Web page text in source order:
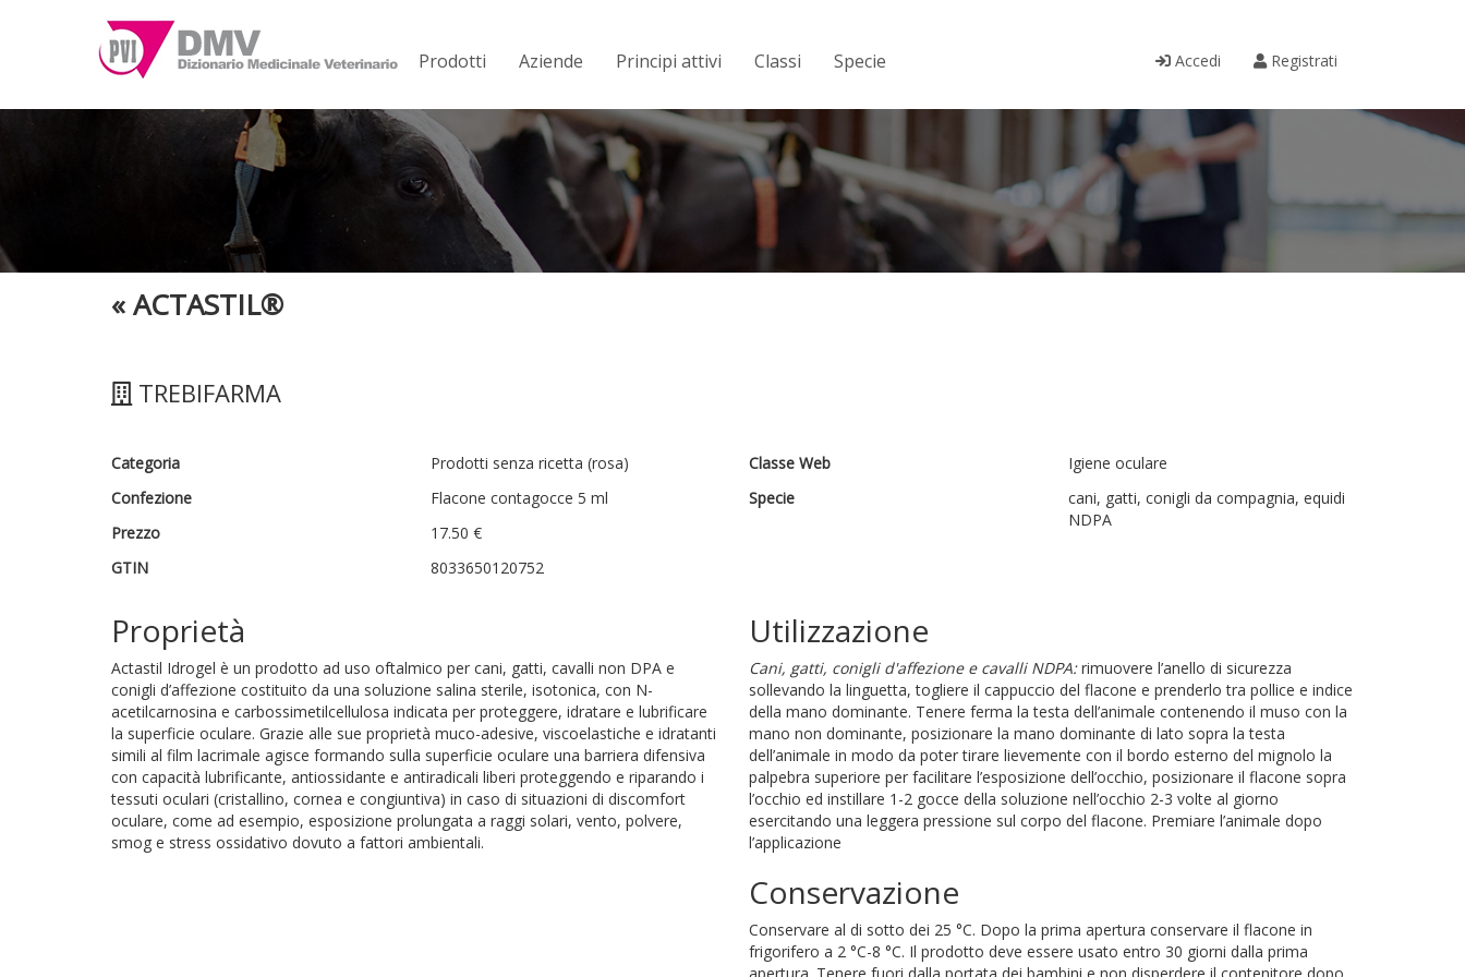
Prodotti Aziende Principi attivi Classi Specie Accedi Registrati
«ACTASTIL®
TREBIFARMA
Categoria
Prodotti senza ricetta (rosa)
Confezione
Flacone contagocce 5 ml
Prezzo
17.50 €
GTIN
8033650120752
Classe Web
Igiene oculare
Specie
cani, gatti, conigli da compagnia, equidi
NDPA
Proprietà
Actastil Idrogel è un prodotto ad uso oftalmico per cani, gatti, cavalli non DPA e
conigli d’affezione costituito da una soluzione salina sterile, isotonica, con N-
acetilcarnosina e carbossimetilcellulosa indicata per proteggere, idratare e lubrificare
la superficie oculare. Grazie alle sue proprietà muco-adesive, viscoelastiche e idratanti
simili al film lacrimale agisce formando sulla superficie oculare una barriera difensiva
con capacità lubrificante, antiossidante e antiradicali liberi proteggendo e riparando i
tessuti oculari (cristallino, cornea e congiuntiva) in caso di situazioni di discomfort
oculare, come ad esempio, esposizione prolungata a raggi solari, vento, polvere,
smog e stress ossidativo dovuto a fattori ambientali.
Utilizzazione
Cani, gatti, conigli d'affezione e cavalli NDPA:rimuovere l’anello di sicurezza
sollevando la linguetta, togliere il cappuccio del flacone e prenderlo tra pollice e indice
della mano dominante. Tenere ferma la testa dell’animale contenendo il muso con la
mano non dominante, posizionare la mano dominante di lato sopra la testa
dell’animale in modo da poter tirare lievemente con il bordo esterno del mignolo la
palpebra superiore per facilitare l’esposizione dell’occhio, posizionare il flacone sopra
l’occhio ed instillare 1-2 gocce della soluzione nell’occhio 2-3 volte al giorno
esercitando una leggera pressione sul corpo del flacone. Premiare l’animale dopo
l’applicazione
Conservazione
Conservare al di sotto dei 25 °C. Dopo la prima apertura conservare il flacone in
frigorifero a 2 °C-8 °C. Il prodotto deve essere usato entro 30 giorni dalla prima